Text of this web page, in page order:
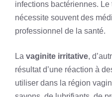
infections bactériennes.
nécessite souvent des
professionnel de la santé.
La vaginite irritative,
résultat d’une réaction à
utiliser dans la région